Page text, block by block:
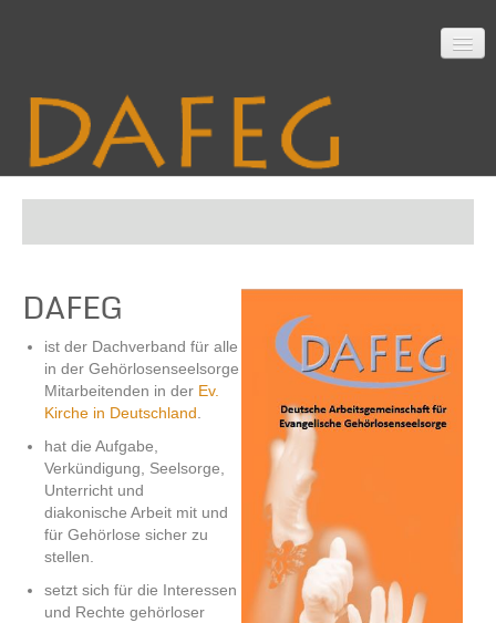
Mitarbeit
Material
Themen
Kontakt
DAFEG
ist der Dachverband für alle
in der Gehörlosenseelsorge
Mitarbeitenden in der Ev.
Kirche in Deutschland
hat die Aufgabe,
Verkündigung, Seelsorge,
Unterricht und
diakonische Arbeit mit und
für Gehörlose sicher zu
stellen.
setzt sich für die Interessen
und Rechte gehörloser